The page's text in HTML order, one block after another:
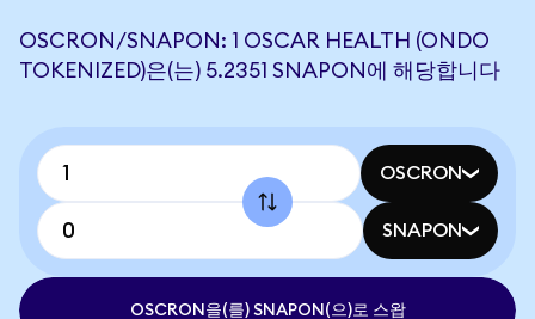
OSCRON/SNAPON: 1 OSCAR HEALTH (ONDO
TOKENIZED)은(는) 5.2351 SNAPON에 해당합니다
OSCRON
SNAPON
OSCRON을(를) SNAPON(으)로 스왑